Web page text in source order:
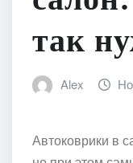
так
Alex
Автоковрики в